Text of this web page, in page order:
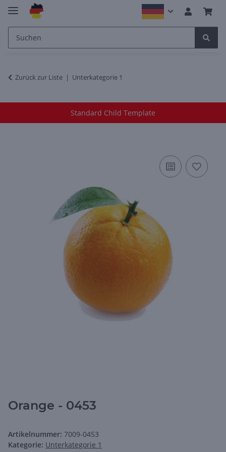
Zurück zur Liste Unterkategorie 1
Standard Child Template
Orange - 0453
Artikelnummer: 7009-0453
Kategorie: Unterkategorie 1